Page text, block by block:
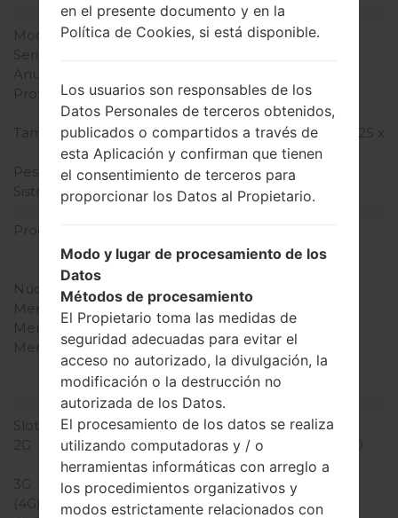
Modelo y sus características
Modelo
LGP350GO
Serie
Anunciado
Profundidad
12.2 milímetros (0.48
pulgadas)
Tamaño (dimensiones)
108 x 57.5 milímetros (4.25 x
2.26 pulgadas)
Peso
110 gramos (3.88 onzas)
Sistema de operación
Android 2.2 (Froyo)
Procesador
Qualcomm MSM7227
Núcleos de UCP
Memoria RAM
140MB
Memoria interna
-
Memoria externa
microSD, hasta 32 GB
(ranura dedicada), 2 GB
included
Red y Datos
Slot de tarjeta
1 Mini SIM
2G
GSM 850/900/1800/1900
MHz
3G
HSDPA 900/2100 MHz
(4G) LTE
-
en el presente documento y en la
Política de Cookies, si está disponible.
Los usuarios son responsables de los
Datos Personales de terceros obtenidos,
publicados o compartidos a través de
esta Aplicación y confirman que tienen
el consentimiento de terceros para
proporcionar los Datos al Propietario.
Modo y lugar de procesamiento de los
Datos
Métodos de procesamiento
El Propietario toma las medidas de
seguridad adecuadas para evitar el
acceso no autorizado, la divulgación, la
modificación o la destrucción no
autorizada de los Datos.
El procesamiento de los datos se realiza
utilizando computadoras y / o
herramientas informáticas con arreglo a
los procedimientos organizativos y
modos estrictamente relacionados con